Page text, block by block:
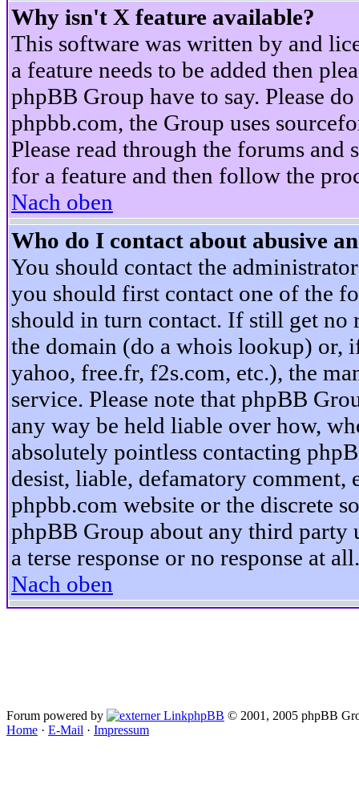
Why isn't X feature available?
This software was written by and
a feature needs to be added then
phpBB Group have to say. Please
phpbb.com, the Group uses
Please read through the forums
for a feature and then follow the
Nach oben
Who do I contact about abusive
You should contact the
you should first contact one of the
should in turn contact. If still get no
the domain (do a whois lookup) or,
yahoo, free.fr, f2s.com, etc.), the
service. Please note that phpBB
any way be held liable over how,
absolutely pointless contacting
desist, liable, defamatory
phpbb.com website or the discrete
phpBB Group about any third party
a terse response or no response at all.
Nach oben
Forum powered by phpBB © 2001, 2005 phpBB
Home · E-Mail · Impressum